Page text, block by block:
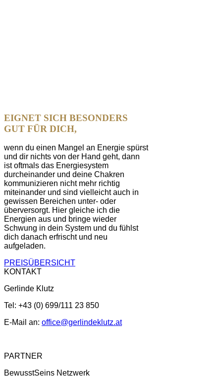
EIGNET SICH BESONDERS
GUT FÜR DICH,
wenn du einen Mangel an Energie spürst
und dir nichts von der Hand geht, dann
ist oftmals das Energiesystem
durcheinander und deine Chakren
kommunizieren nicht mehr richtig
miteinander und sind vielleicht auch in
gewissen Bereichen unter- oder
überversorgt. Hier gleiche ich die
Energien aus und bringe wieder
Schwung in dein System und du fühlst
dich danach erfrischt und neu
aufgeladen.
PREISÜBERSICHT
KONTAKT
Gerlinde Klutz
Tel: +43 (0) 699/111 23 850
E-Mail an: office@gerlindeklutz.at
PARTNER
BewusstSeins Netzwerk